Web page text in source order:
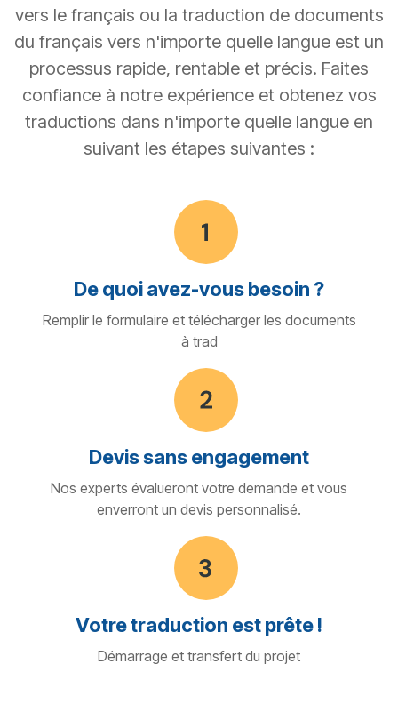
vers le français ou la traduction de documents
du français vers n'importe quelle langue est un
processus rapide, rentable et précis. Faites
confiance à notre expérience et obtenez vos
traductions dans n'importe quelle langue en
suivant les étapes suivantes :
De quoi avez-vous besoin ?
Remplir le formulaire et télécharger les documents
à trad
Devis sans engagement
Nos experts évalueront votre demande et vous
enverront un devis personnalisé.
Votre traduction est prête !
Démarrage et transfert du projet